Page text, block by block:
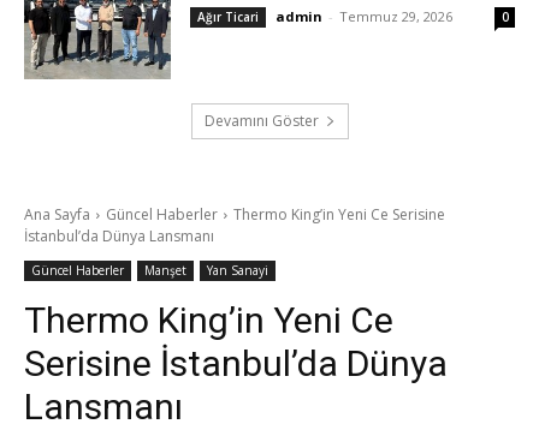
Ağır Ticari admin - Temmuz 29, 2026 0
Devamını Göster